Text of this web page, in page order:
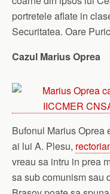
portretele aflate in
Securitatea. Oare
Cazul Marius Oprea
Bufonul Marius Oprea
ai lui A. Plesu,
vreau sa intru in prea
sa sub comunism sau